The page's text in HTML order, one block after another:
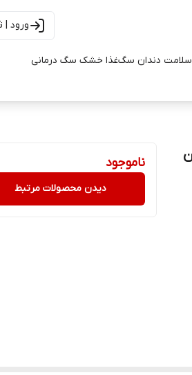
ورود |
سلامت دندان سگغذا خشک سگ درمانی
ناموجود
دیدن محصولات مرتبط